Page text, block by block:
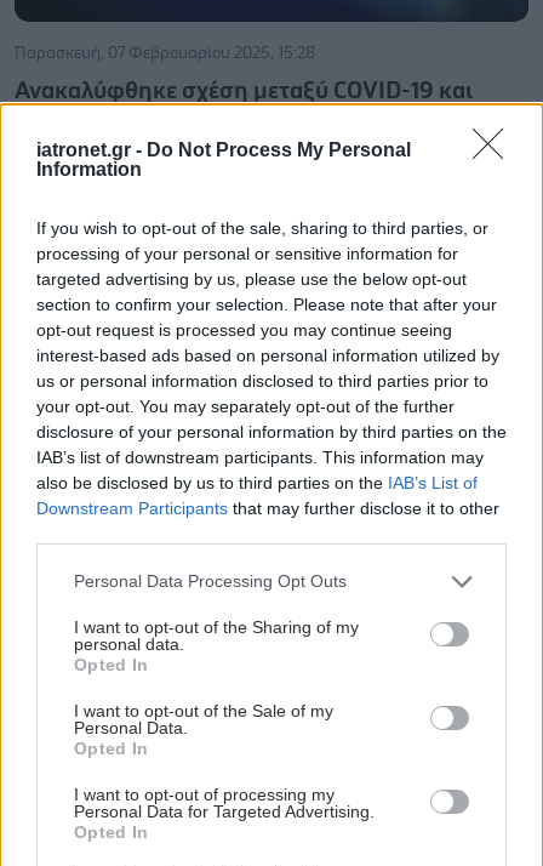
iatronet.gr - Do Not Process My Personal
Information
If you wish to opt-out of the sale, sharing to third parties, or
processing of your personal or sensitive information for
targeted advertising by us, please use the below opt-out
section to confirm your selection. Please note that after your
opt-out request is processed you may continue seeing
interest-based ads based on personal information utilized by
us or personal information disclosed to third parties prior to
your opt-out. You may separately opt-out of the further
disclosure of your personal information by third parties on the
IAB’s list of downstream participants. This information may
also be disclosed by us to third parties on the IAB’s List of
Downstream Participants that may further disclose it to other
Please note that this website/app uses one or more Google
not limited to your visit or usage behaviour. You may click to
grant or deny consent to Google and its third-party tags to
use your data for below specified purposes in below Google
consent section.
Personal Data Processing Opt Outs
I want to opt-out of the Sharing of my
personal data.
Opted In
I want to opt-out of the Sale of my
Personal Data.
Opted In
I want to opt-out of processing my
Personal Data for Targeted Advertising.
Opted In
Παρασκευή, 07 Φεβρουαρίου 2025, 15:28
Ανακαλύφθηκε σχέση μεταξύ COVID-19 και
Η COVID-19 ενδεχομένως μπορεί να επιταχύνει βιολογικές
Τρίτη, 28 Ιανουαρίου 2025, 08:00
Oι βιοδείκτες στην καταπολέμηση του παιδικού
καρκίνου
διαγιγνώσκονται με καρκίνο παγκοσμίως κάθε χρόνο.